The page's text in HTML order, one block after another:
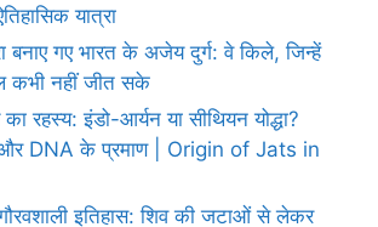
यात्रा
बनाए गए भारत के अजेय दुर्ग: वे किले, जिन्हें
नहीं जीत सके
का रहस्य: इंडो-आर्यन या सीथियन योद्धा?
और DNA के प्रमाण | Origin of Jats in
इतिहास: शिव की जटाओं से लेकर